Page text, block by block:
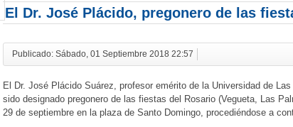
El Dr. José Plácido, pregonero de las
Publicado: Sábado, 01 Septiembre 2018 22:57
El Dr. José Plácido Suárez, profesor emérito de la Universidad de
sido designado pregonero de las fiestas del Rosario (Vegueta, Las
29 de septiembre en la plaza de Santo Domingo, procediéndose a